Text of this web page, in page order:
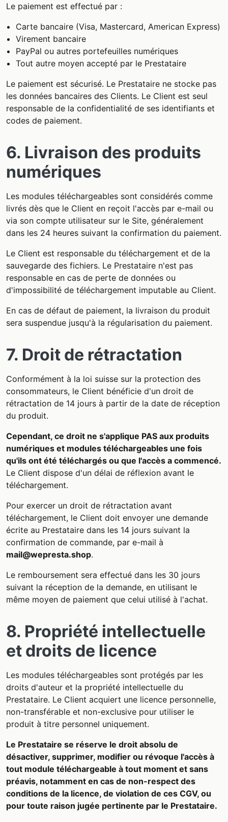
Le paiement est effectué par :
Carte bancaire (Visa, Mastercard, American Express)
Virement bancaire
PayPal ou autres portefeuilles numériques
Tout autre moyen accepté par le Prestataire
Le paiement est sécurisé. Le Prestataire ne stocke pas
les données bancaires des Clients. Le Client est seul
responsable de la confidentialité de ses identifiants et
codes de paiement.
6. Livraison des produits
numériques
Les modules téléchargeables sont considérés comme
livrés dès que le Client en reçoit l'accès par e-mail ou
via son compte utilisateur sur le Site, généralement
dans les 24 heures suivant la confirmation du paiement.
Le Client est responsable du téléchargement et de la
sauvegarde des fichiers. Le Prestataire n'est pas
responsable en cas de perte de données ou
d'impossibilité de téléchargement imputable au Client.
En cas de défaut de paiement, la livraison du produit
sera suspendue jusqu'à la régularisation du paiement.
7. Droit de rétractation
Conformément à la loi suisse sur la protection des
consommateurs, le Client bénéficie d'un droit de
rétractation de 14 jours à partir de la date de réception
du produit.
Cependant, ce droit ne s'applique PAS aux produits
numériques et modules téléchargeables une fois
qu'ils ont été téléchargés ou que l'accès a commencé.
Le Client dispose d'un délai de réflexion avant le
téléchargement.
Pour exercer un droit de rétractation avant
téléchargement, le Client doit envoyer une demande
écrite au Prestataire dans les 14 jours suivant la
confirmation de commande, par e-mail à
mail@wepresta.shop.
Le remboursement sera effectué dans les 30 jours
suivant la réception de la demande, en utilisant le
même moyen de paiement que celui utilisé à l'achat.
8. Propriété intellectuelle
et droits de licence
Les modules téléchargeables sont protégés par les
droits d'auteur et la propriété intellectuelle du
Prestataire. Le Client acquiert une licence personnelle,
non-transférable et non-exclusive pour utiliser le
produit à titre personnel uniquement.
Le Prestataire se réserve le droit absolu de
désactiver, supprimer, modifier ou révoque l'accès à
tout module téléchargeable à tout moment et sans
préavis, notamment en cas de non-respect des
conditions de la licence, de violation de ces CGV, ou
pour toute raison jugée pertinente par le Prestataire.